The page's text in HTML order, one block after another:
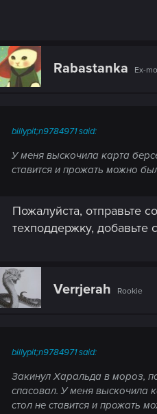
Rabastanka Ex-
billypit;n9784971 said:
У меня выскочила карта
ставится и прожать можно
Пожалуйста, отправьте
техподдержку, добавьте
Verrjerah Rookie
billypit;n9784971 said:
Закинул Харальда в мороз,
спасовал. У меня выскочила
стол не ставится и прожать